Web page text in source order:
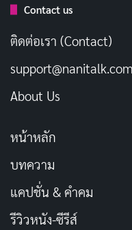
แต่ละคนมีมิติลึกซึ้ง ไม่ใ
เปา (จิมมี่ กานต์) ที่เริ่ม
เพราะบาดแผลในใจ คว
Contact us
ติดต่อเรา (Contact)
support@nanitalk.com
About Us
หน้าหลัก
บทความ
แคปชั่น & คำคม
รีวิวหนัง-ซีรีส์